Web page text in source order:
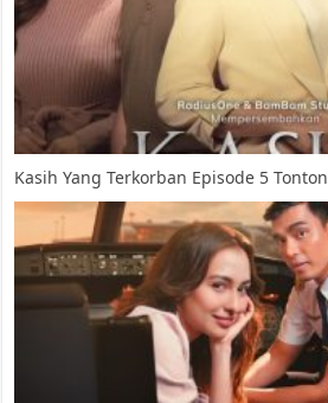
Kasih Yang Terkorban Episode 5